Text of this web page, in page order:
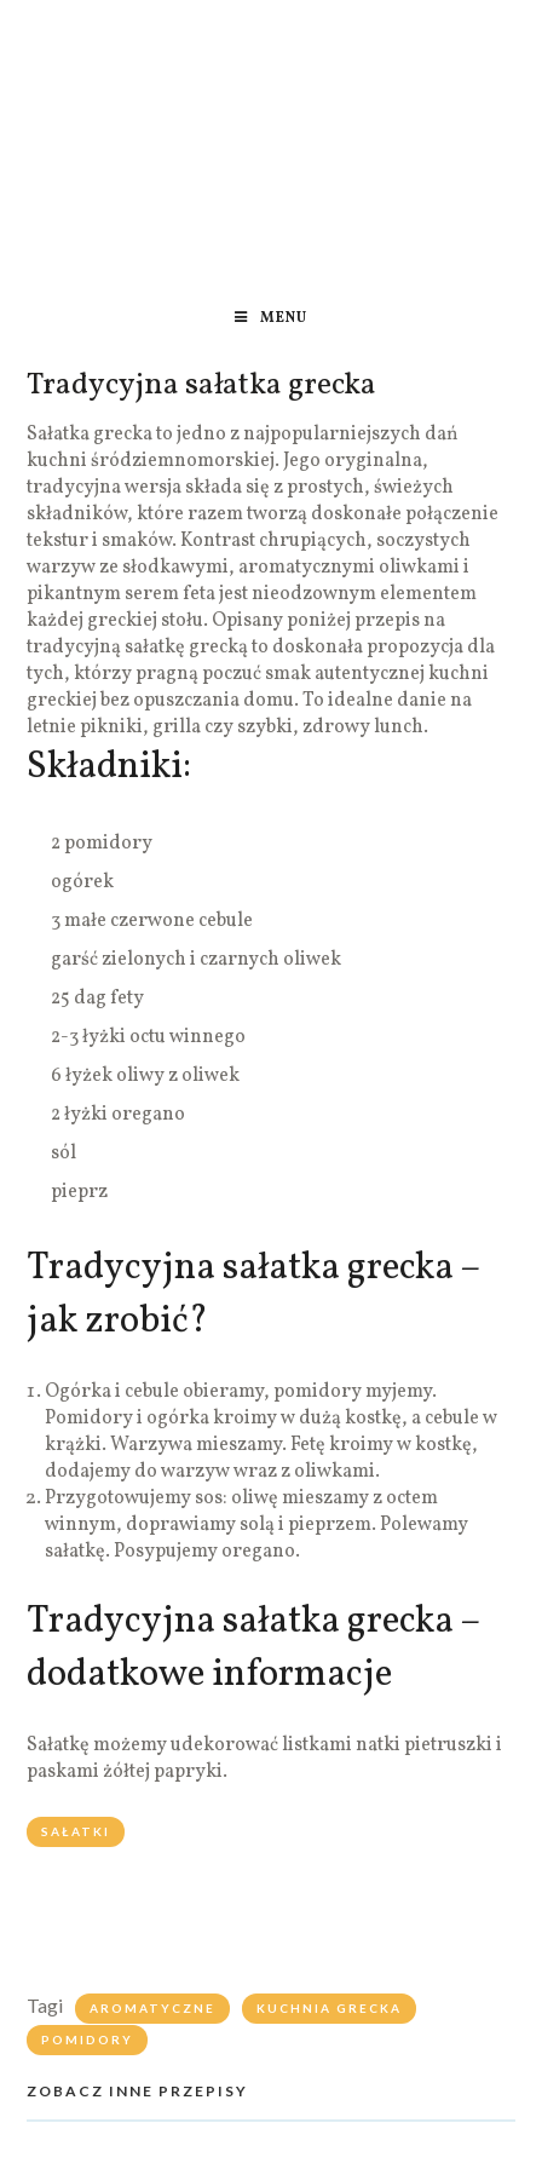
MENU
Tradycyjna sałatka grecka
Sałatka grecka to jedno z najpopularniejszych dań
kuchni śródziemnomorskiej. Jego oryginalna,
tradycyjna wersja składa się z prostych, świeżych
składników, które razem tworzą doskonałe połączenie
tekstur i smaków. Kontrast chrupiących, soczystych
warzyw ze słodkawymi, aromatycznymi oliwkami i
pikantnym serem feta jest nieodzownym elementem
każdej greckiej stołu. Opisany poniżej przepis na
tradycyjną sałatkę grecką to doskonała propozycja dla
tych, którzy pragną poczuć smak autentycznej kuchni
greckiej bez opuszczania domu. To idealne danie na
letnie pikniki, grilla czy szybki, zdrowy lunch.
Składniki:
2 pomidory
ogórek
3 małe czerwone cebule
garść zielonych i czarnych oliwek
25 dag fety
2-3 łyżki octu winnego
6 łyżek oliwy z oliwek
2 łyżki oregano
sól
pieprz
Tradycyjna sałatka grecka –
jak zrobić?
Ogórka i cebule obieramy, pomidory myjemy.
Pomidory i ogórka kroimy w dużą kostkę, a cebule w
krążki. Warzywa mieszamy. Fetę kroimy w kostkę,
dodajemy do warzyw wraz z oliwkami.
Przygotowujemy sos: oliwę mieszamy z octem
winnym, doprawiamy solą i pieprzem. Polewamy
sałatkę. Posypujemy oregano.
Tradycyjna sałatka grecka –
dodatkowe informacje
Sałatkę możemy udekorować listkami natki pietruszki i
paskami żółtej papryki.
SAŁATKI
Tagi AROMATYCZNE KUCHNIA GRECKA
POMIDORY
ZOBACZ INNE PRZEPISY